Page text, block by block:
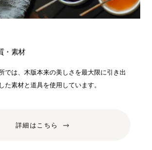
・素材
では、木版本来の美しさを最大限に引き出
た素材と道具を使用しています。
詳細はこちら